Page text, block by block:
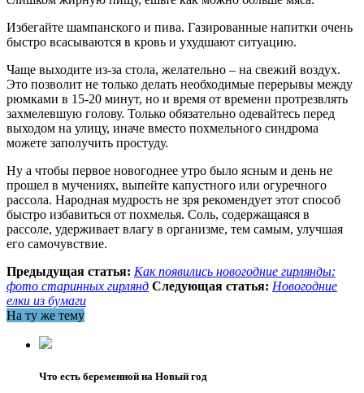
Избегайте шампанского и пива. Газированные напитки очень
быстро всасываются в кровь и ухудшают ситуацию.
Чаще выходите из-за стола, желательно – на свежий воздух.
Это позволит не только делать необходимые перерывы между
рюмками в 15-20 минут, но и время от времени протрезвлять
захмелевшую голову. Только обязательно одевайтесь перед
выходом на улицу, иначе вместо похмельного синдрома
можете заполучить простуду.
Ну а чтобы первое новогоднее утро было ясным и день не
прошел в мучениях, выпейте капустного или огуречного
рассола. Народная мудрость не зря рекомендует этот способ
быстро избавиться от похмелья. Соль, содержащаяся в
рассоле, удерживает влагу в организме, тем самым, улучшая
его самочувствие.
Предыдущая статья: Как появились новогодние гирлянды:
фото старинных гирлянд Следующая статья: Новогодние
елки из бумаги
На ту же тему
Что есть беременной на Новый год